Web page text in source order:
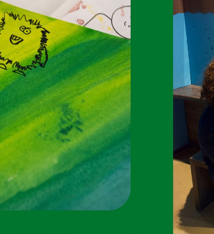
Schule mit Herz